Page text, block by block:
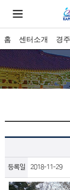
홈 센터소개 경
등록일 2018-11-29